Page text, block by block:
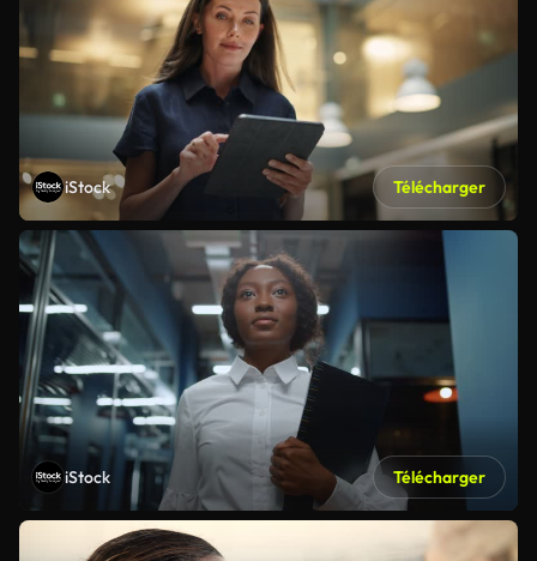
iStock Télécharger
iStock Télécharger